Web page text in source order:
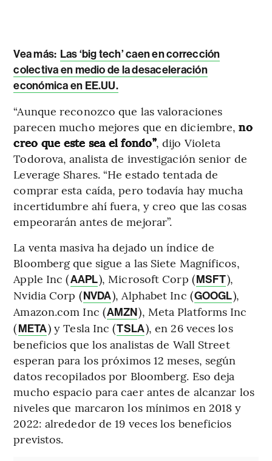
Vea más: Las ‘big tech’ caen en corrección
colectiva en medio de la desaceleración
económica en EE.UU.
“Aunque reconozco que las valoraciones
parecen mucho mejores que en diciembre,no
creo que este sea el fondo”, dijo Violeta
Todorova, analista de investigación senior de
Leverage Shares. “He estado tentada de
comprar esta caída, pero todavía hay mucha
incertidumbre ahí fuera, y creo que las cosas
empeorarán antes de mejorar”.
La venta masiva ha dejado un índice de
Bloomberg que sigue a las Siete Magníficos,
Apple Inc (AAPL), Microsoft Corp (MSFT),
Nvidia Corp (NVDA), Alphabet Inc (GOOGL),
Amazon.com Inc (AMZN), Meta Platforms Inc
(META) y Tesla Inc (TSLA), en 26 veces los
beneficios que los analistas de Wall Street
esperan para los próximos 12 meses, según
datos recopilados por Bloomberg. Eso deja
mucho espacio para caer antes de alcanzar los
niveles que marcaron los mínimos en 2018 y
2022: alrededor de 19 veces los beneficios
previstos.